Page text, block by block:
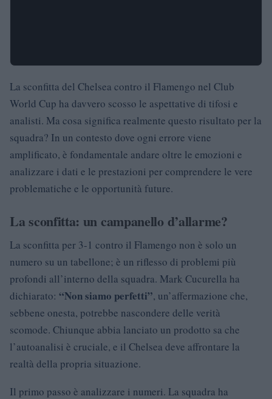
La sconfitta del Chelsea contro il Flamengo nel Club
World Cup ha davvero scosso le aspettative di tifosi e
analisti. Ma cosa significa realmente questo risultato per la
squadra? In un contesto dove ogni errore viene
amplificato, è fondamentale andare oltre le emozioni e
analizzare i dati e le prestazioni per comprendere le vere
problematiche e le opportunità future.
La sconfitta: un campanello d’allarme?
La sconfitta per 3-1 contro il Flamengo non è solo un
numero su un tabellone; è un riflesso di problemi più
profondi all’interno della squadra. Mark Cucurella ha
dichiarato: “Non siamo perfetti”, un’affermazione che,
sebbene onesta, potrebbe nascondere delle verità
scomode. Chiunque abbia lanciato un prodotto sa che
l’autoanalisi è cruciale, e il Chelsea deve affrontare la
realtà della propria situazione.
Il primo passo è analizzare i numeri. La squadra ha